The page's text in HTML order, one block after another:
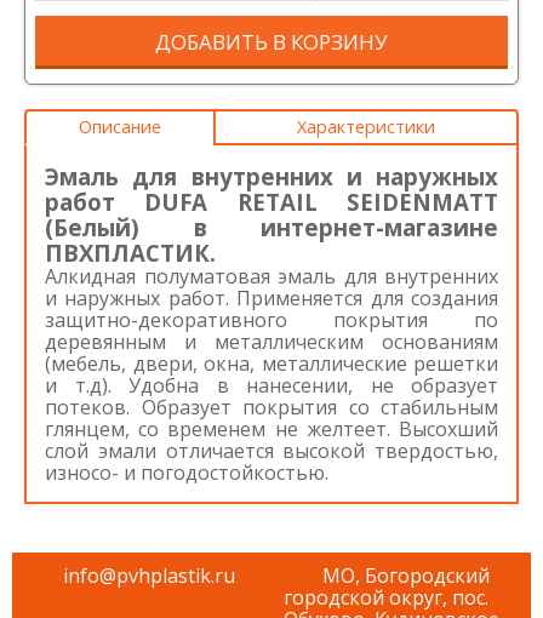
ДОБАВИТЬ В КОРЗИНУ
Описание Характеристики
Эмаль для внутренних и наружных
работ DUFA RETAIL SEIDENMATT
(Белый) в интернет-магазине
ПВХПЛАСТИК.
Алкидная полуматовая эмаль для внутренних
и наружных работ. Применяется для создания
защитно-декоративного покрытия по
деревянным и металлическим основаниям
(мебель, двери, окна, металлические решетки
и т.д). Удобна в нанесении, не образует
потеков. Образует покрытия со стабильным
глянцем, со временем не желтеет. Высохший
слой эмали отличается высокой твердостью,
износо- и погодостойкостью.
info@pvhplastik.ru
МО, Богородский
городской округ, пос.